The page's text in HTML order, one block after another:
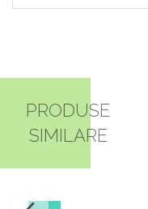
PRODUSE
SIMILARE